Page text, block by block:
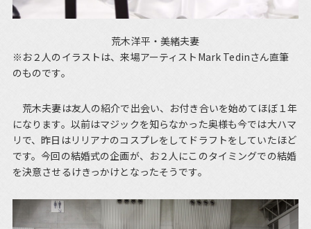
荒木洋平・美緒夫妻
※お２人のイラストは、来場アーティストMark Tedinさん直筆
のものです。
荒木夫妻は友人の紹介で出会い、お付き合いを始めてほぼ１年
になります。以前はマジックを知らなかった奥様も今では大ハマ
リで、昨日はリリアナのコスプレをしてドラフトをしていたほど
です。今回の結婚式の企画が、お２人にこのタイミングでの結婚
を決意させるけきっかけとなったそうです。